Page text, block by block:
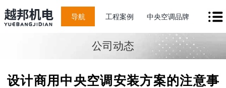
导航 工程案例 中央空调品牌
公司动态
设计商用中央空调安装方案的注意事